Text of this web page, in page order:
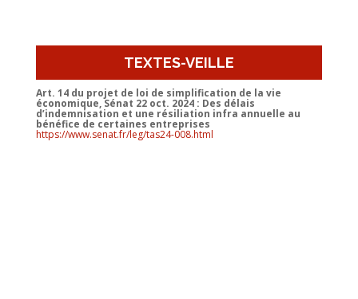
TEXTES-VEILLE
Art. 14 du projet de loi de simplification de la vie
économique, Sénat 22 oct. 2024 : Des délais
d’indemnisation et une résiliation infra annuelle au
bénéfice de certaines entreprises
https://www.senat.fr/leg/tas24-008.html